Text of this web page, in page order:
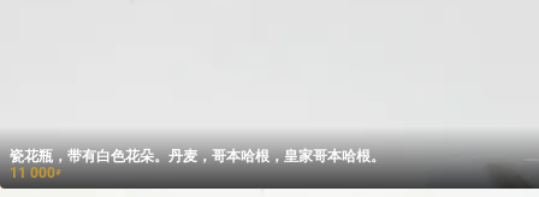
瓷花瓶，带有白色花朵。丹麦，哥本哈根，皇家哥本哈根。
11 000₽